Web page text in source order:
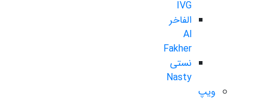
IVG
الفاخر
Al
Fakher
نستی
Nasty
ویپ